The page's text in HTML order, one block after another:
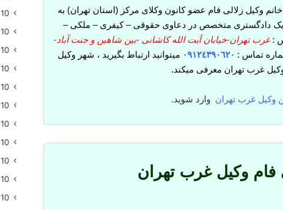
وکیل زلالی فام عضو کانون وکلای مرکز (استان تهران) به
یک دادگستری متخصص در دعاوی حقوقی – کیفری – ملکی –
:غرب تهران-خیابان آیت الله کاشانی -بین شاهین و جنت آباد-
تماس : ٠٩١٢٤٣٩٠٦٢٠ میتوانید ارتباط بگیرید ، شهر وکیل
غرب تهران معرفی میکند.
وکیل غرب تهران وارد شوید.
فام وکیل غرب تهران
10 تا از بهترین وکیل قائمشهر 🥇【آپدیت جدید】
10 تا از بهترین وکیل قزوین 🥇【آپدیت جدید】⚖️
10 تا از بهترین وکیل قم 🥇【آپدیت جدید】
10 تا از بهترین وکیل کرج 🥇【آپدیت جدید】⚖️
10 تا از بهترین وکیل کرمانشاه 🥇【آپدیت جدید】
10 تا از بهترین وکیل مشهد 🥇【آپدیت جدید】⚖️
10 تا از بهترین وکیل نور مازندران 🥇【آپدیت جدید】
10 تا از بهترین وکیل همدان 🥇【آپدیت جدید】
10 تا از بهترین وکیل ورامین 🥇【آپدیت جدید】
10 تا از بهترین وکیل یزد 🥇【آپدیت جدید】
10 تا بهترین وکیل عباس آباد 🥇【آپدیت جدید】⚖️